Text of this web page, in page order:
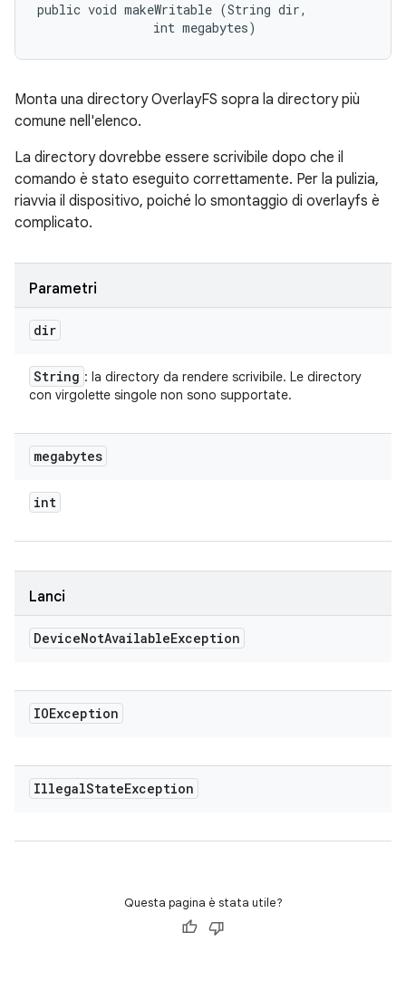
public void makeWritable (String dir,
                int megabytes)
Monta una directory OverlayFS sopra la directory più
comune nell'elenco.
La directory dovrebbe essere scrivibile dopo che il
comando è stato eseguito correttamente. Per la pulizia,
riavvia il dispositivo, poiché lo smontaggio di overlayfs è
complicato.
Parametri
dir
String : la directory da rendere scrivibile. Le directory
con virgolette singole non sono supportate.
megabytes
int
Lanci
DeviceNotAvailableException
IOException
IllegalStateException
Questa pagina è stata utile?